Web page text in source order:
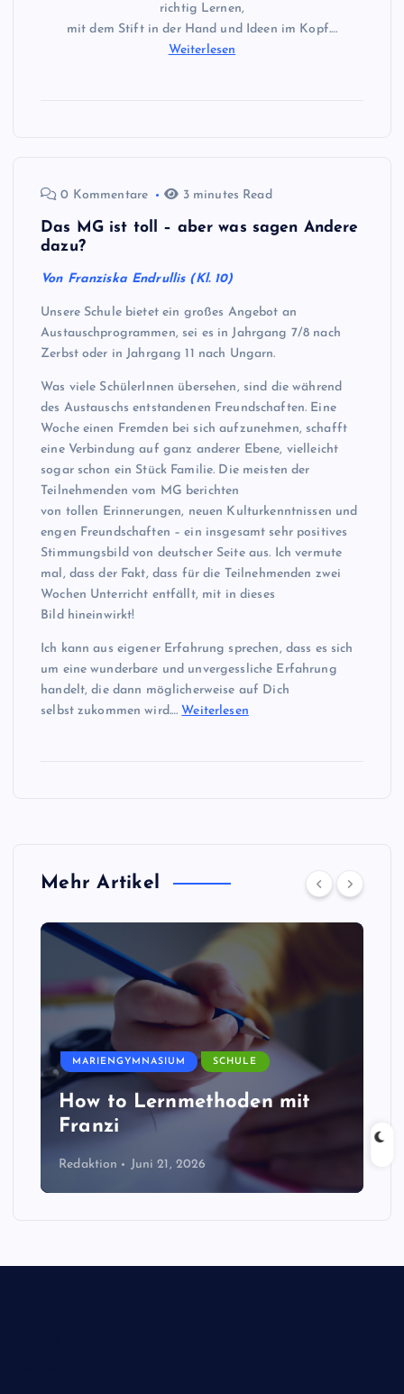
richtig Lernen,
mit dem Stift in der Hand und Ideen im Kopf.…
Weiterlesen
0 Kommentare 3 minutes Read
Das MG ist toll – aber was sagen Andere
dazu?
Von Franziska Endrullis (Kl. 10)
Unsere Schule bietet ein großes Angebot an
Austauschprogrammen, sei es in Jahrgang 7/8 nach
Zerbst oder in Jahrgang 11 nach Ungarn.
Was viele SchülerInnen übersehen, sind die während
des Austauschs entstandenen Freundschaften. Eine
Woche einen Fremden bei sich aufzunehmen, schafft
eine Verbindung auf ganz anderer Ebene, vielleicht
sogar schon ein Stück Familie. Die meisten der
Teilnehmenden vom MG berichten
von tollen Erinnerungen, neuen Kulturkenntnissen und
engen Freundschaften – ein insgesamt sehr positives
Stimmungsbild von deutscher Seite aus. Ich vermute
mal, dass der Fakt, dass für die Teilnehmenden zwei
Wochen Unterricht entfällt, mit in dieses
Bild hineinwirkt!
Ich kann aus eigener Erfahrung sprechen, dass es sich
um eine wunderbare und unvergessliche Erfahrung
handelt, die dann möglicherweise auf Dich
selbst zukommen wird.… Weiterlesen
Mehr Artikel
MARIENGYMNASIUM SCHULE
How to Lernmethoden mit
Franzi
Redaktion Juni 21, 2026